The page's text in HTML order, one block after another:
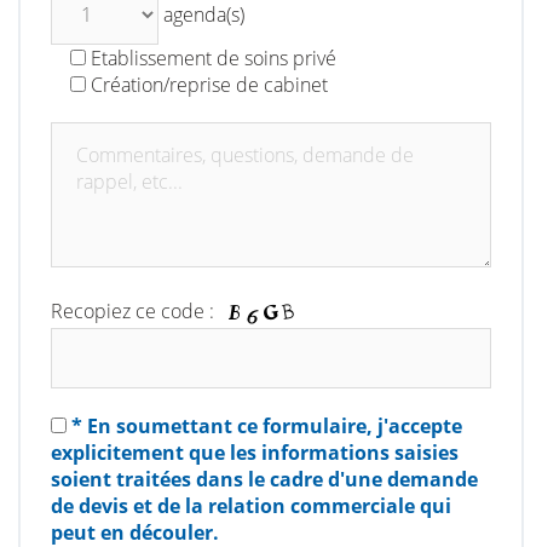
agenda(s)
Etablissement de soins privé
Création/reprise de cabinet
Recopiez ce code :
* En soumettant ce formulaire, j'accepte
explicitement que les informations saisies
soient traitées dans le cadre d'une demande
de devis et de la relation commerciale qui
peut en découler.